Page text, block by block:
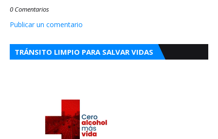
0 Comentarios
Publicar un comentario
TRÁNSITO LIMPIO PARA SALVAR VIDAS